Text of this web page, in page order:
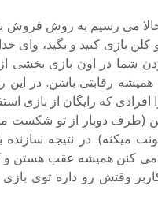
می رسیم به روش فروش
کلن بازی کنید و بگید،
شما در اون بازی بخشی
رقابتی باشن. در
که رایگان از بازی
(طرف دوبار از تو شکست
میکنه). در نتیجه سازنده
می کنن همیشه عقب هستن و
وقتش رو داره توی